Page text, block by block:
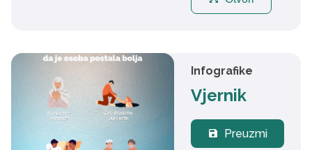
Infografike
Vjernik
save Preuzmi